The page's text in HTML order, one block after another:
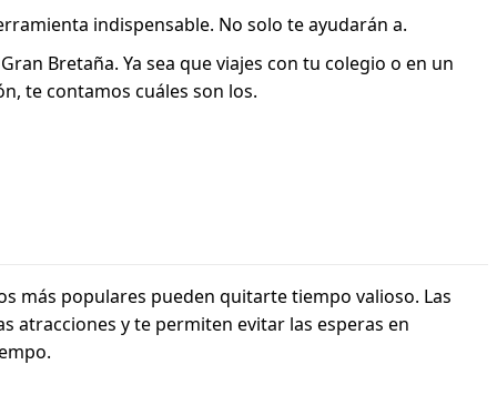
indispensable. No solo te ayudarán a.
Bretaña. Ya sea que viajes con tu colegio o en un
te contamos cuáles son los.
más populares pueden quitarte tiempo valioso. Las
atracciones y te permiten evitar las esperas en